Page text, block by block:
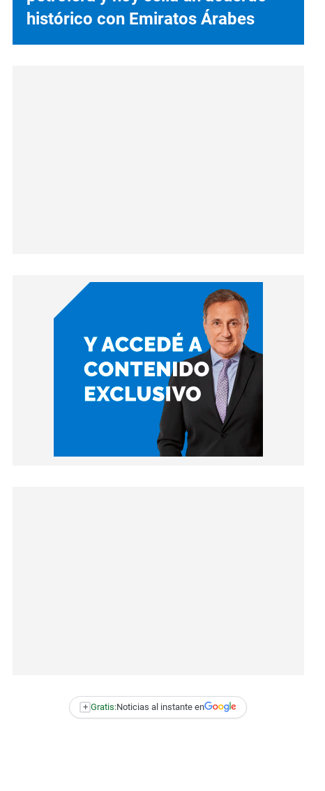
histórico con Emiratos Árabes
+ Gratis:Noticias al instante en